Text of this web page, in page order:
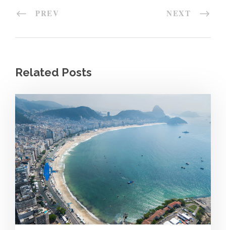
PREV NEXT
Related Posts